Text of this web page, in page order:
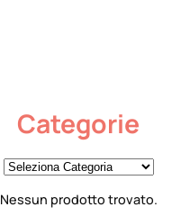
Categorie
C
t
Nessun prodotto trovato.